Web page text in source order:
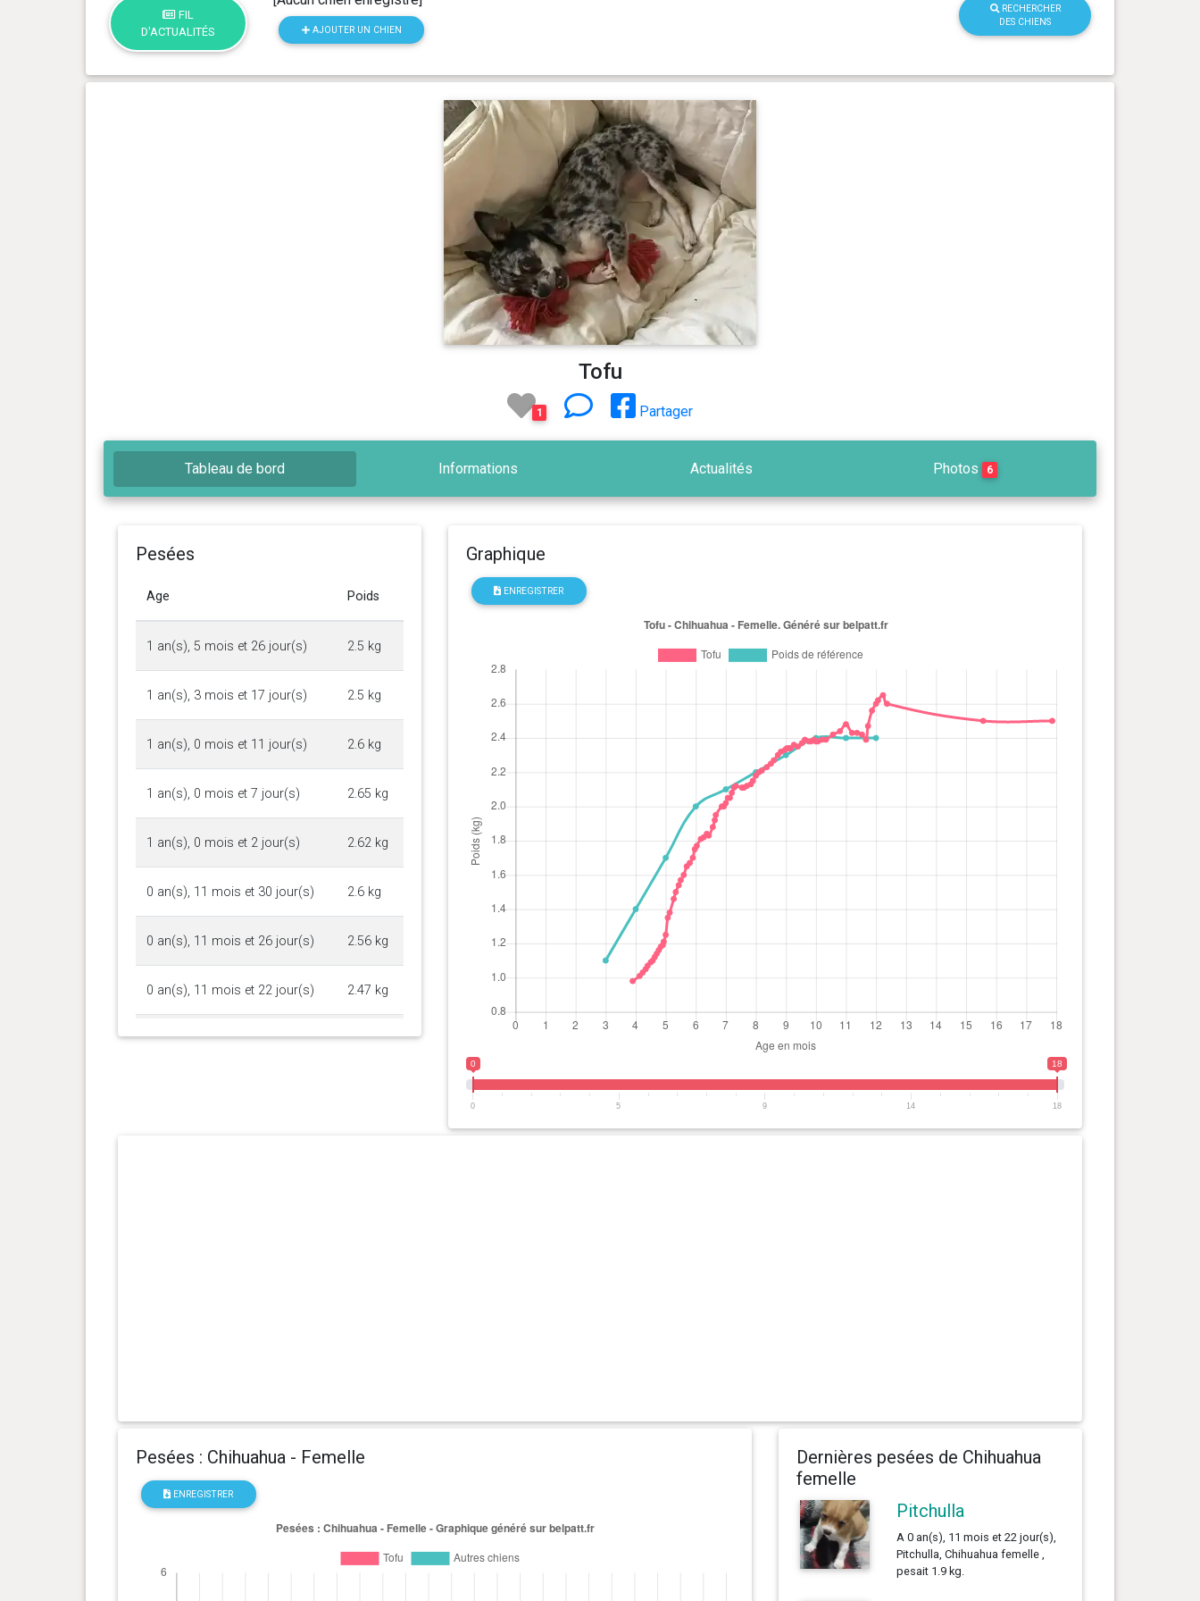
FIL
D'ACTUALITÉS
AJOUTER UN CHIEN
RECHERCHER
DES CHIENS
Tofu
1 Partager
Tableau de bord Informations Actualités Photos 6
Pesées
Age Poids
1 an(s), 5 mois et 26 jour(s) 2.5 kg
1 an(s), 3 mois et 17 jour(s) 2.5 kg
1 an(s), 0 mois et 11 jour(s) 2.6 kg
1 an(s), 0 mois et 7 jour(s) 2.65 kg
1 an(s), 0 mois et 2 jour(s) 2.62 kg
0 an(s), 11 mois et 30 jour(s) 2.6 kg
0 an(s), 11 mois et 26 jour(s) 2.56 kg
0 an(s), 11 mois et 22 jour(s) 2.47 kg
0 an(s), 11 mois et 20 jour(s) 2.39 kg
0 an(s), 10 mois et 2 jour(s)
0 an(s), 10 mois et 0 jour(s) 2.38 kg
0 an(s), 9 mois et 28 jour(s)
Graphique
ENREGISTRER
0 18
0 5 9 14 18
Pesées : Chihuahua - Femelle
ENREGISTRER
Dernières pesées de Chihuahua
femelle
Pitchulla
A 0 an(s), 11 mois et 22 jour(s),
Pitchulla, Chihuahua femelle ,
pesait 1.9 kg.